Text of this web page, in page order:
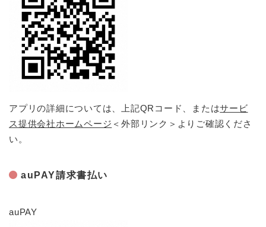
アプリの詳細については、上記QRコード、またはサービ
ス提供会社ホームページ ＜外部リンク＞ よりご確認くださ
い。
auPAY請求書払い
auPAY